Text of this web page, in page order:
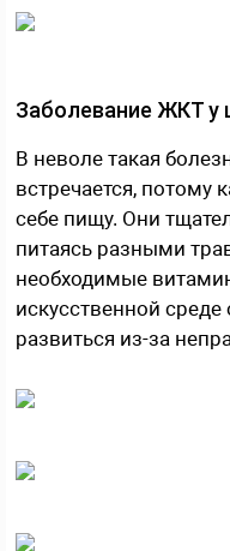
Заболевание ЖКТ у
В неволе такая
встречается, потому
себе пищу. Они
питаясь разными
необходимые
искусственной
развиться из-за